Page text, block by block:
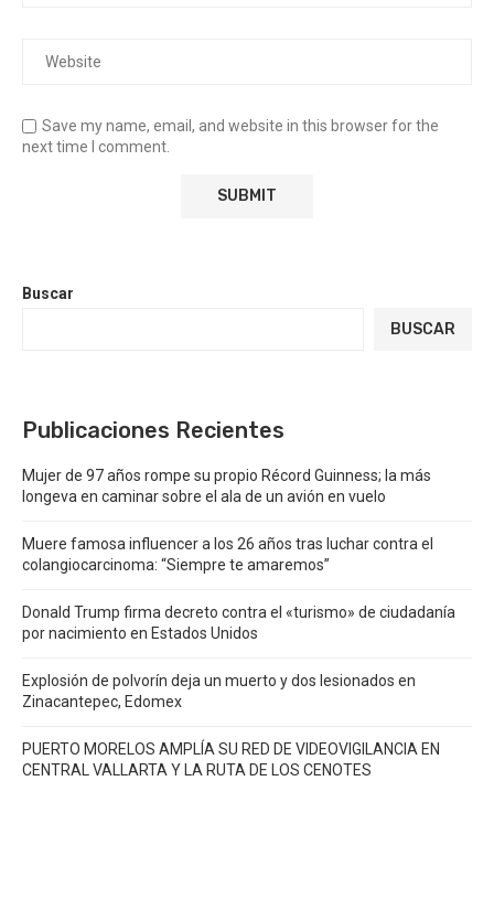
Save my name, email, and website in this browser for the
next time I comment.
Buscar
BUSCAR
Publicaciones Recientes
Mujer de 97 años rompe su propio Récord Guinness; la más
longeva en caminar sobre el ala de un avión en vuelo
Muere famosa influencer a los 26 años tras luchar contra el
colangiocarcinoma: “Siempre te amaremos”
Donald Trump firma decreto contra el «turismo» de ciudadanía
por nacimiento en Estados Unidos
Explosión de polvorín deja un muerto y dos lesionados en
Zinacantepec, Edomex
PUERTO MORELOS AMPLÍA SU RED DE VIDEOVIGILANCIA EN
CENTRAL VALLARTA Y LA RUTA DE LOS CENOTES